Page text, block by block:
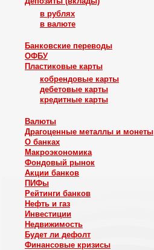
в рублях
в валюте
Банковские переводы
ОФБУ
Пластиковые карты
кобрендовые карты
дебетовые карты
кредитные карты
Валюты
Драгоценные металлы и монеты
О банках
Макроэкономика
Фондовый рынок
Акции банков
ПИФы
Рейтинги банков
Нефть и газ
Инвестиции
Недвижимость
Будет ли дефолт
Финансовые кризисы